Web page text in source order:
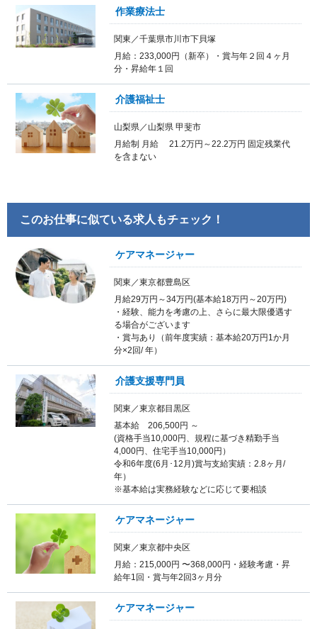
作業療法士
関東／千葉県市川市下貝塚
月給：233,000円（新卒）・賞与年２回４ヶ月
分・昇給年１回
介護福祉士
山梨県／山梨県 甲斐市
月給制 月給 21.2万円～22.2万円 固定残業代
を含まない
このお仕事に似ている求人もチェック！
ケアマネージャー
関東／東京都豊島区
月給29万円～34万円(基本給18万円～20万円)
・経験、能力を考慮の上、さらに最大限優遇す
る場合がございます
・賞与あり（前年度実績：基本給20万円1か月
分×2回/ 年）
介護支援専門員
関東／東京都目黒区
基本給 206,500円 ～
(資格手当10,000円、規程に基づき精勤手当
4,000円、住宅手当10,000円）
令和6年度(6月･12月)賞与支給実績：2.8ヶ月/
年）
※基本給は実務経験などに応じて要相談
ケアマネージャー
関東／東京都中央区
月給：215,000円 〜368,000円・経験考慮・昇
給年1回・賞与年2回3ヶ月分
ケアマネージャー